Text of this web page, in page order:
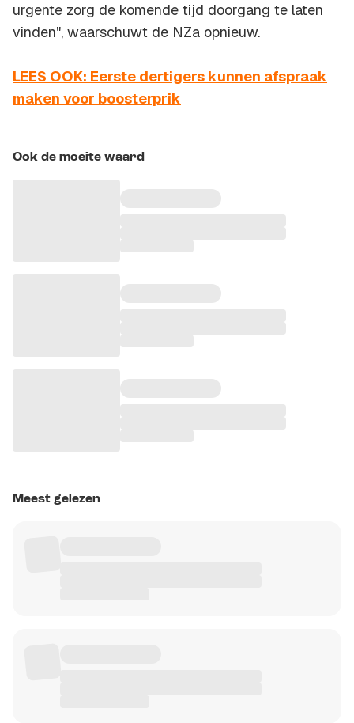
urgente zorg de komende tijd doorgang te laten
vinden", waarschuwt de NZa opnieuw.
LEES OOK: Eerste dertigers kunnen afspraak
maken voor boosterprik
Ook de moeite waard
Meest gelezen